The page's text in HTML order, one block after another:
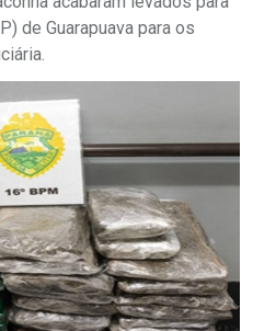
de Guarapuava para os